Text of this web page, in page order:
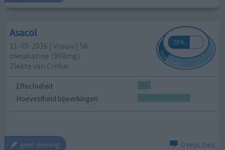
Asacol
11-05-2016 | Vrouw | 56
mesalazine (800mg)
Ziekte van Crohn
Effectiviteit
Hoeveelheid bijwerkingen
geef mening 0 reacties